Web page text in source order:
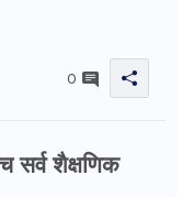
0
सर्व शैक्षणिक